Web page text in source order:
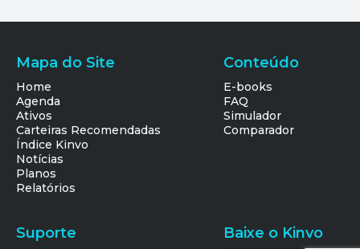
Mapa do Site
Home
Agenda
Ativos
Carteiras Recomendadas
Índice Kinvo
Notícias
Planos
Relatórios
Conteúdo
E-books
FAQ
Simulador
Comparador
Suporte Baixe o Kinvo